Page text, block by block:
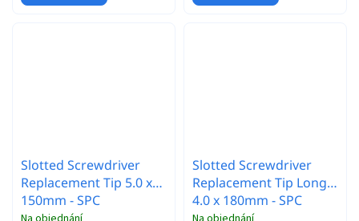
Slotted Screwdriver
Replacement Tip 5.0 x
150mm - SPC
Slotted Screwdriver
Replacement Tip Long
4.0 x 180mm - SPC